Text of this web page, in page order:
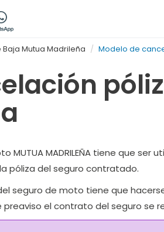
Mutua Madrileña Modelo de
MUTUA MADRILEÑA tiene que
la póliza del seguro contratado.
seguro de moto tiene que
el contrato del seguro se